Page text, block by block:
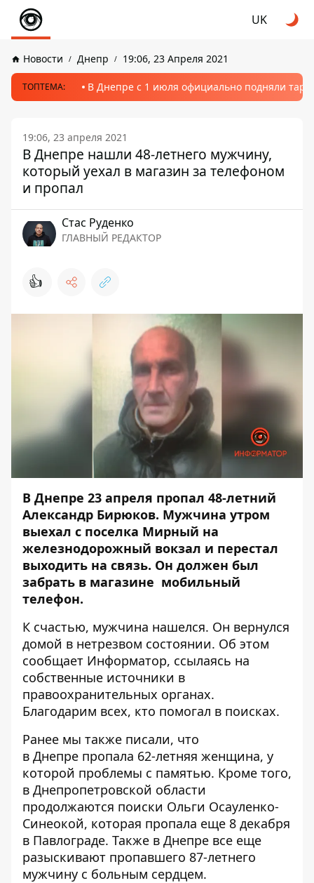
UK
Новости Днепр 19:06, 23 Апреля 2021
ТОПТЕМА: В Днепре с 1 июля официально подняли
19:06, 23 апреля 2021
В Днепре нашли 48-летнего мужчину,
который уехал в магазин за телефоном
и пропал
Стаc Руденко
ГЛАВНЫЙ РЕДАКТОР
👍
В Днепре 23 апреля пропал 48-летний
Александр Бирюков. Мужчина утром
выехал с поселка Мирный на
железнодорожный вокзал и перестал
выходить на связь. Он должен был
забрать в магазине мобильный
телефон.
К счастью, мужчина нашелся. Он вернулся
домой в нетрезвом состоянии. Об этом
сообщает Информатор, ссылаясь на
собственные источники в
правоохранительных органах.
Благодарим всех, кто помогал в поисках.
Ранее мы также писали, что
в Днепре пропала 62-летняя женщина, у
которой проблемы с памятью. Кроме того,
в Днепропетровской области
продолжаются поиски Ольги Осауленко-
Синеокой, которая пропала еще 8 декабря
в Павлограде. Также в Днепре все еще
разыскивают пропавшего 87-летнего
мужчину с больным сердцем.